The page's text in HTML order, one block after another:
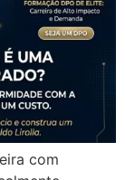
com